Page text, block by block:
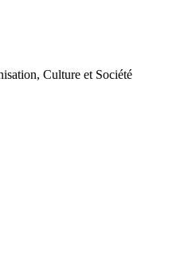
Culture et Société